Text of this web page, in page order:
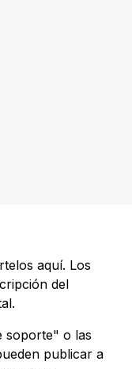
aquí. Los
del
soporte" o las
publicar a